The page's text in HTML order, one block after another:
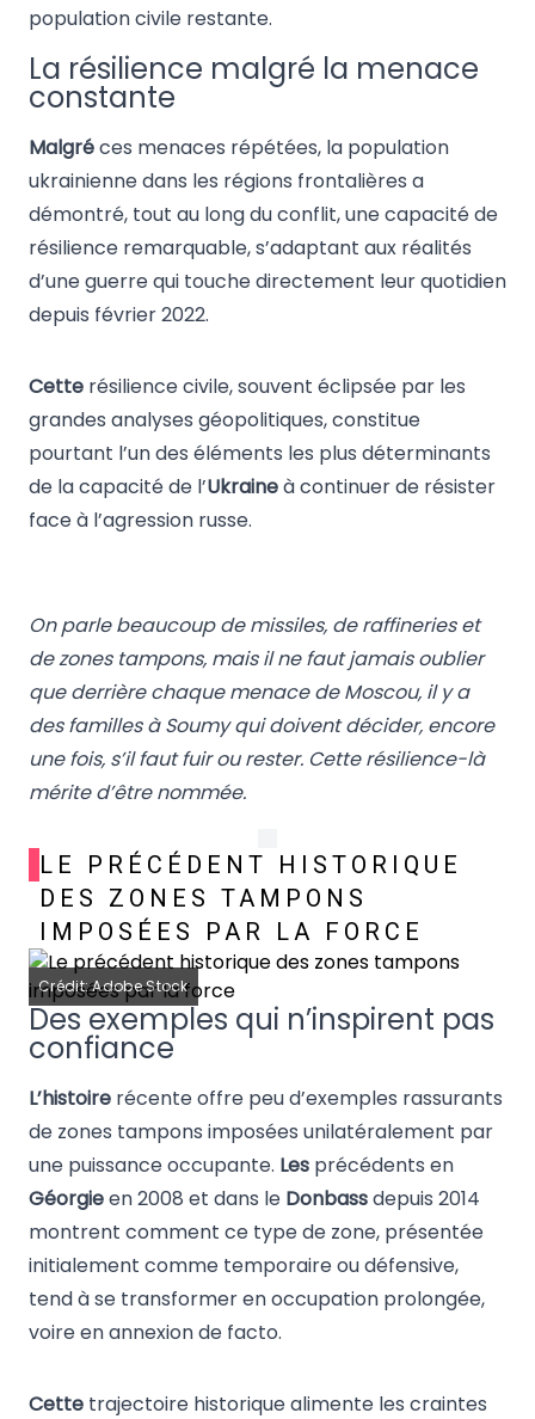
population civile restante.
La résilience malgré la menace
constante
Malgréces menaces répétées, la population
ukrainienne dans les régions frontalières a
démontré, tout au long du conflit, une capacité de
résilience remarquable, s’adaptant aux réalités
d’une guerre qui touche directement leur quotidien
depuis février 2022.
Cette résilience civile, souvent éclipsée par les
grandes analyses géopolitiques, constitue
pourtant l’un des éléments les plus déterminants
de la capacité de l’Ukraineà continuer de résister
face à l’agression russe.
On parle beaucoup de missiles, de raffineries et
de zones tampons, mais il ne faut jamais oublier
que derrière chaque menace de Moscou, il y a
des familles à Soumy qui doivent décider, encore
une fois, s’il faut fuir ou rester. Cette résilience-là
mérite d’être nommée.
LE PRÉCÉDENT HISTORIQUE
DES ZONES TAMPONS
IMPOSÉES PAR LA FORCE
Crédit: Adobe Stock
Des exemples qui n’inspirent pas
confiance
L’histoire récente offre peu d’exemples rassurants
de zones tampons imposées unilatéralement par
une puissance occupante. Les précédents en
Géorgieen 2008 et dans le Donbassdepuis 2014
montrent comment ce type de zone, présentée
initialement comme temporaire ou défensive,
tend à se transformer en occupation prolongée,
voire en annexion de facto.
Cette trajectoire historique alimente les craintes